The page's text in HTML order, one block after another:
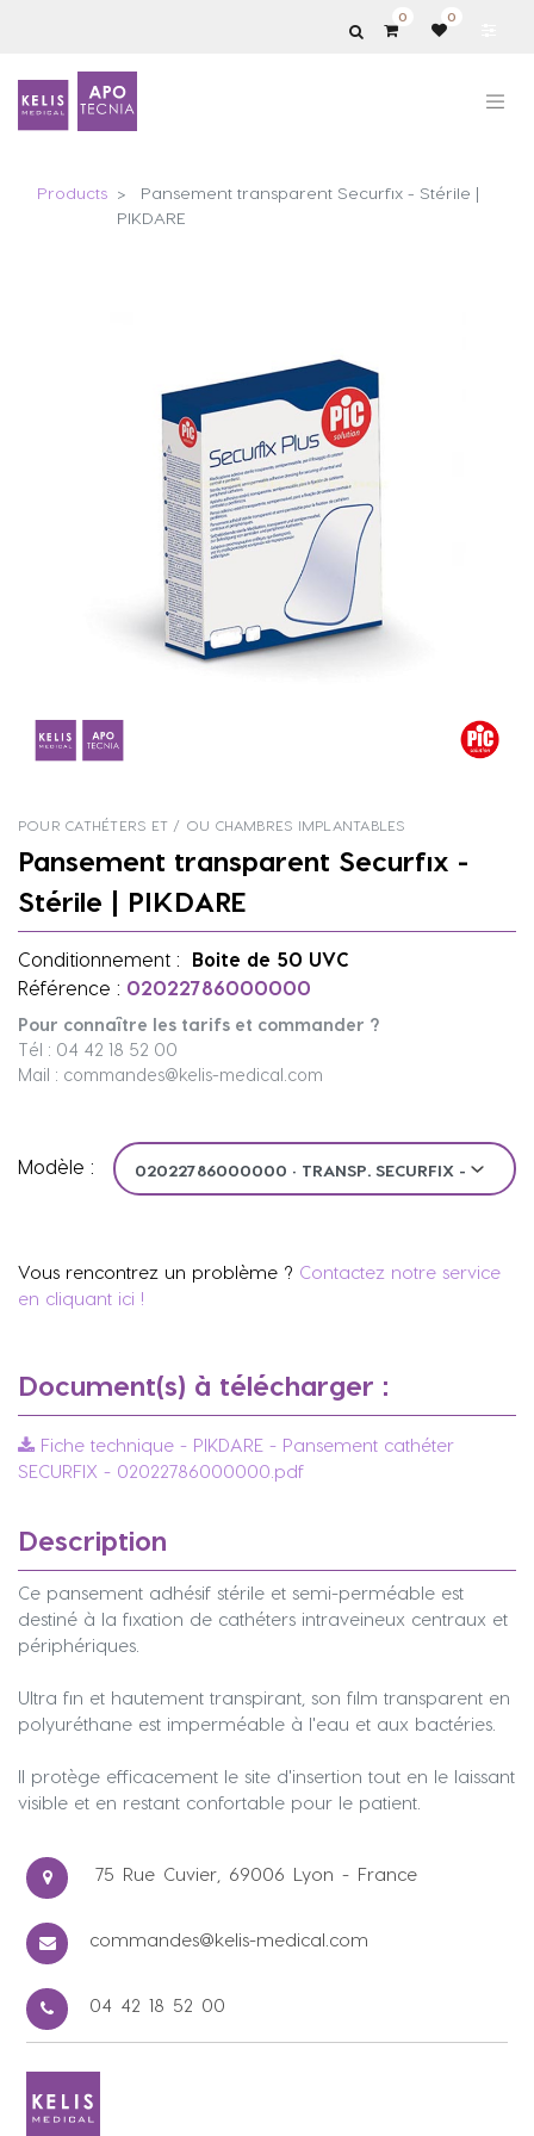
0 0
Products
Pansement transparent Securfix - Stérile |
PIKDARE
POUR CATHÉTERS ET / OU CHAMBRES IMPLANTABLES
Pansement transparent Securfix -
Stérile | PIKDARE
Conditionnement :
Boite de 50 UVC
Référence : 02022786000000
Pour connaître les tarifs et commander ?
Tél : 04 42 18 52 00
Mail : commandes@kelis-medical.com
Modèle :
Vous rencontrez un problème ? Contactez notre service
en cliquant ici !
Document(s) à télécharger :
Fiche technique - PIKDARE - Pansement cathéter
SECURFIX - 02022786000000.pdf
Description
Ce pansement adhésif stérile et semi-perméable est
destiné à la fixation de cathéters intraveineux centraux et
périphériques.
Ultra fin et hautement transpirant, son film transparent en
polyuréthane est imperméable à l'eau et aux bactéries.
Il protège efficacement le site d'insertion tout en le laissant
visible et en restant confortable pour le patient.
75 Rue Cuvier, 69006 Lyon - France
commandes@kelis-medical.com
04 42 18 52 00